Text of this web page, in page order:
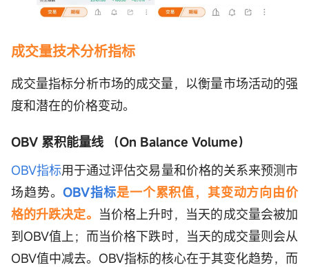
成交量技术分析指标
成交量指标分析市场的成交量，以衡量市场活动的强
度和潜在的价格变动。
OBV 累积能量线 （On Balance Volume）
OBV指标用于通过评估交易量和价格的关系来预测市
场趋势。OBV指标是一个累积值，其变动方向由价
格的升跌决定。 当价格上升时，当天的成交量会被加
到OBV值上；而当价格下跌时，当天的成交量则会从
OBV值中减去。OBV指标的核心在于其变化趋势，而